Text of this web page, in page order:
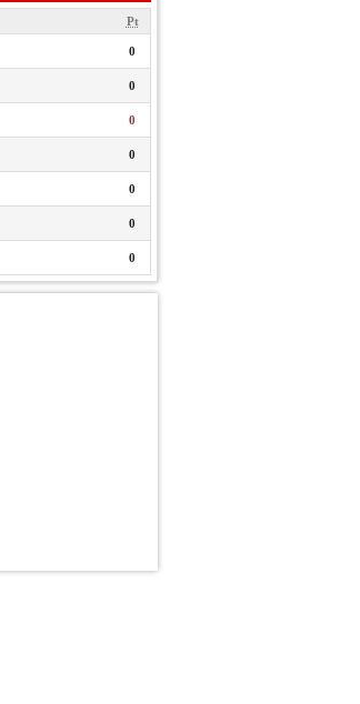
Pt
0
0
0
0
0
0
0